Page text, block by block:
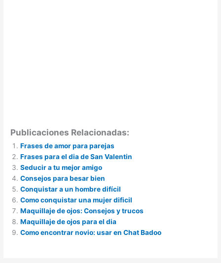
Publicaciones Relacionadas:
Frases de amor para parejas
Frases para el dia de San Valentin
Seducir a tu mejor amigo
Consejos para besar bien
Conquistar a un hombre difícil
Como conquistar una mujer dificil
Maquillaje de ojos: Consejos y trucos
Maquillaje de ojos para el dia
Como encontrar novio: usar en Chat Badoo